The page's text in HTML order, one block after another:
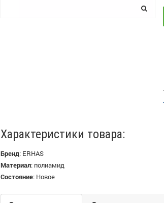
Характеристики товара:
Бренд: ERHAS
Материал: полиамид
Состояние: Новое